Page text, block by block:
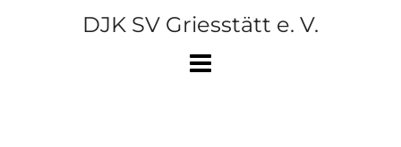
DJK SV Griesstätt e. V.